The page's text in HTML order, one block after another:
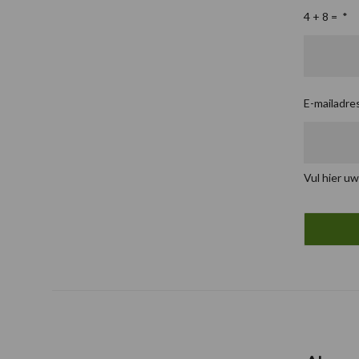
4 + 8 = *
E-
Vul hier